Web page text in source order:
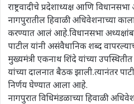
राष्ट्रवादीचे प्रदेशाध्यक्ष आणि
नागपुरातील हिवाळी अधिवेशनाच्या
करण्यात आलं आहे.विधानसभा
पाटील यांनी असंवैधानिक शब्द
मुख्यमंत्री एकनाथ शिंदे यांच्या
यांच्या दालनात बैठक झाली.त्यानंतर
निर्णय घेण्यात आला आहे.
नागपुरात विधिमंडळाच्या हिवाळी